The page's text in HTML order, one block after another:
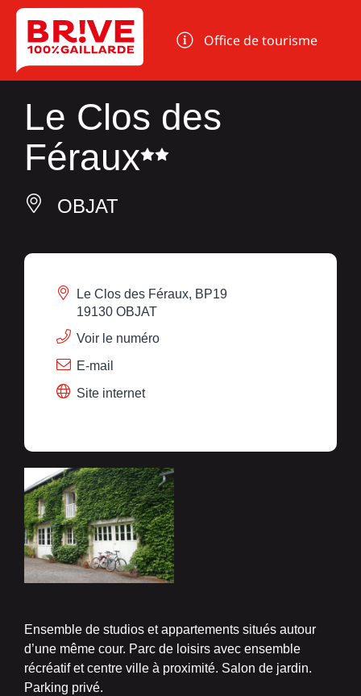
Panneau de gestion des cookies
Office de tourisme
Le Clos des
Féraux
OBJAT
Le Clos des Féraux, BP19
19130 OBJAT
Voir le numéro
E-mail
Site internet
Ensemble de studios et appartements situés autour
d’une même cour. Parc de loisirs avec ensemble
récréatif et centre ville à proximité. Salon de jardin.
Parking privé.